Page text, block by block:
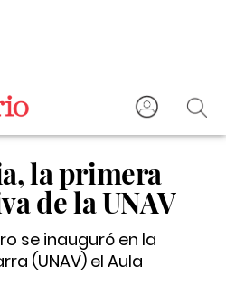
la primera
de la UNAV
se inauguró en la
(UNAV) el Aula